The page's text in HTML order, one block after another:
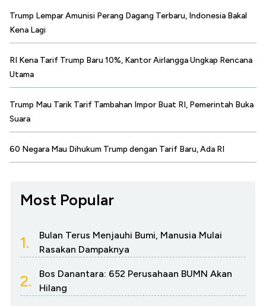
Trump Lempar Amunisi Perang Dagang Terbaru, Indonesia Bakal
Kena Lagi
RI Kena Tarif Trump Baru 10%, Kantor Airlangga Ungkap Rencana
Utama
Trump Mau Tarik Tarif Tambahan Impor Buat RI, Pemerintah Buka
Suara
60 Negara Mau Dihukum Trump dengan Tarif Baru, Ada RI
Most Popular
1.
Bulan Terus Menjauhi Bumi, Manusia Mulai
Rasakan Dampaknya
2.
Bos Danantara: 652 Perusahaan BUMN Akan
Hilang